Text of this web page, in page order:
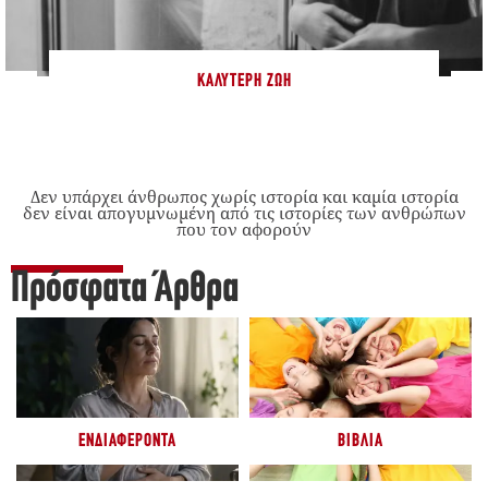
ΚΑΛΎΤΕΡΗ ΖΩΉ
Δεν υπάρχει άνθρωπος χωρίς ιστορία και καμία ιστορία
δεν είναι απογυμνωμένη από τις ιστορίες των ανθρώπων
που τον αφορούν
Πρόσφατα Άρθρα
ΕΝΔΙΑΦΈΡΟΝΤΑ ΒΙΒΛΊΑ